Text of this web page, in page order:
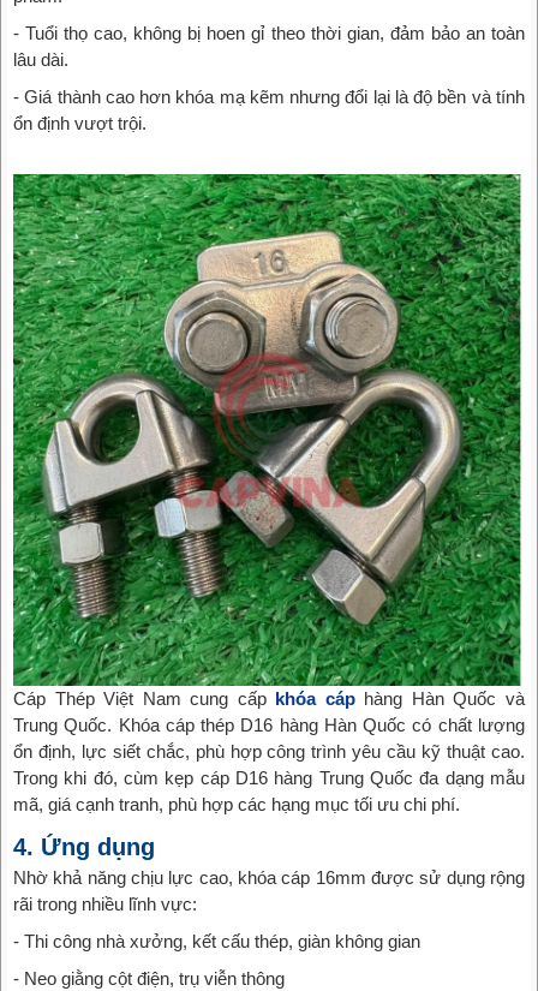
- Tuổi thọ cao, không bị hoen gỉ theo thời gian, đảm bảo an toàn
lâu dài.
- Giá thành cao hơn khóa mạ kẽm nhưng đổi lại là độ bền và tính
ổn định vượt trội.
Cáp Thép Việt Nam cung cấp khóa cáphàng Hàn Quốc và
Trung Quốc. Khóa cáp thép D16 hàng Hàn Quốc có chất lượng
ổn định, lực siết chắc, phù hợp công trình yêu cầu kỹ thuật cao.
Trong khi đó, cùm kẹp cáp D16 hàng Trung Quốc đa dạng mẫu
mã, giá cạnh tranh, phù hợp các hạng mục tối ưu chi phí.
4. Ứng dụng
Nhờ khả năng chịu lực cao, khóa cáp 16mm được sử dụng rộng
rãi trong nhiều lĩnh vực:
- Thi công nhà xưởng, kết cấu thép, giàn không gian
- Neo giằng cột điện, trụ viễn thông